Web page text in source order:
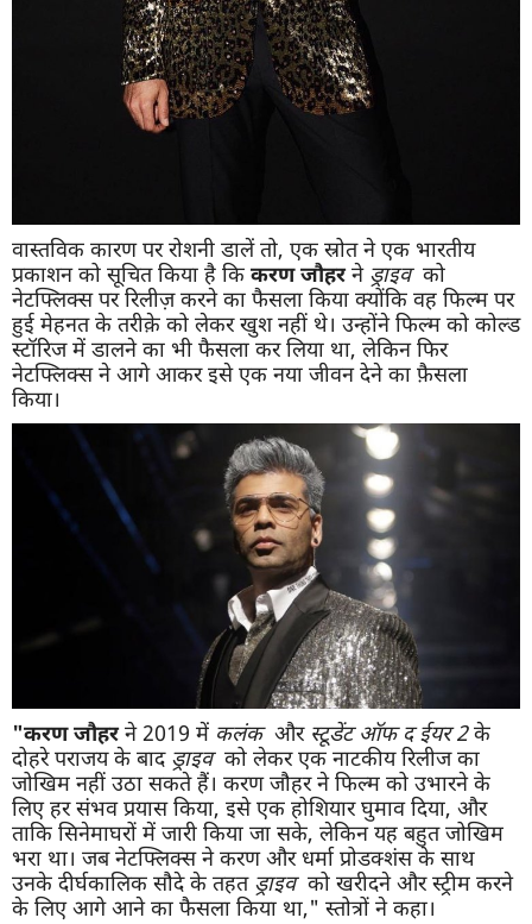
वास्तविक कारण पर रोशनी डालें तो, एक स्रोत ने एक भारतीय
प्रकाशन को सूचित किया है कि करण जौहरने ड्राइव को
नेटफ्लिक्स पर रिलीज़ करने का फैसला किया क्योंकि वह फिल्म पर
हुई मेहनत के तरीक़े को लेकर खुश नहीं थे। उन्होंने फिल्म को कोल्ड
स्टॉरिज में डालने का भी फैसला कर लिया था, लेकिन फिर
नेटफ्लिक्स ने आगे आकर इसे एक नया जीवन देने का फ़ैसला
किया।
"करण जौहरने 2019 में कलंकऔर स्टूडेंट ऑफ द ईयर 2के
दोहरे पराजय के बादड्राइव को लेकर एक नाटकीय रिलीज का
जोखिम नहीं उठा सकते हैं। करण जौहर ने फिल्म को उभारने के
लिए हर संभव प्रयास किया, इसे एक होशियार घुमाव दिया, और
ताकि सिनेमाघरों में जारी किया जा सके, लेकिन यह बहुत जोखिम
भरा था। जब नेटफ्लिक्स ने करण और धर्मा प्रोडक्शंस के साथ
उनके दीर्घकालिक सौदे के तहत ड्राइवको खरीदने और स्ट्रीम करने
के लिए आगे आने का फैसला किया था," स्तोत्रों ने कहा।